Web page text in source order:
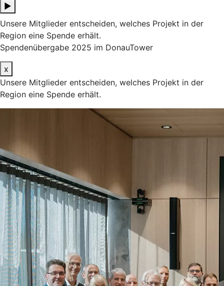
▶
Unsere Mitglieder entscheiden, welches Projekt in der
Region eine Spende erhält.
Spendenübergabe 2025 im DonauTower
x
Unsere Mitglieder entscheiden, welches Projekt in der
Region eine Spende erhält.